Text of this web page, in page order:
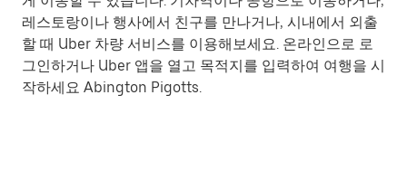
레스토랑이나 행사에서 친구를 만나거나, 시내에서 외출
할 때 Uber 차량 서비스를 이용해보세요. 온라인으로 로
그인하거나 Uber 앱을 열고 목적지를 입력하여 여행을 시
작하세요 Abington Pigotts.